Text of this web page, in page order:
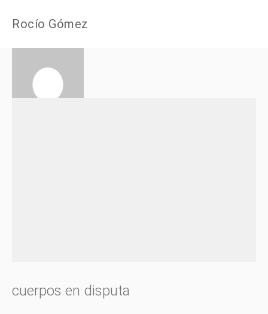
Rocío Gómez
cuerpos en disputa